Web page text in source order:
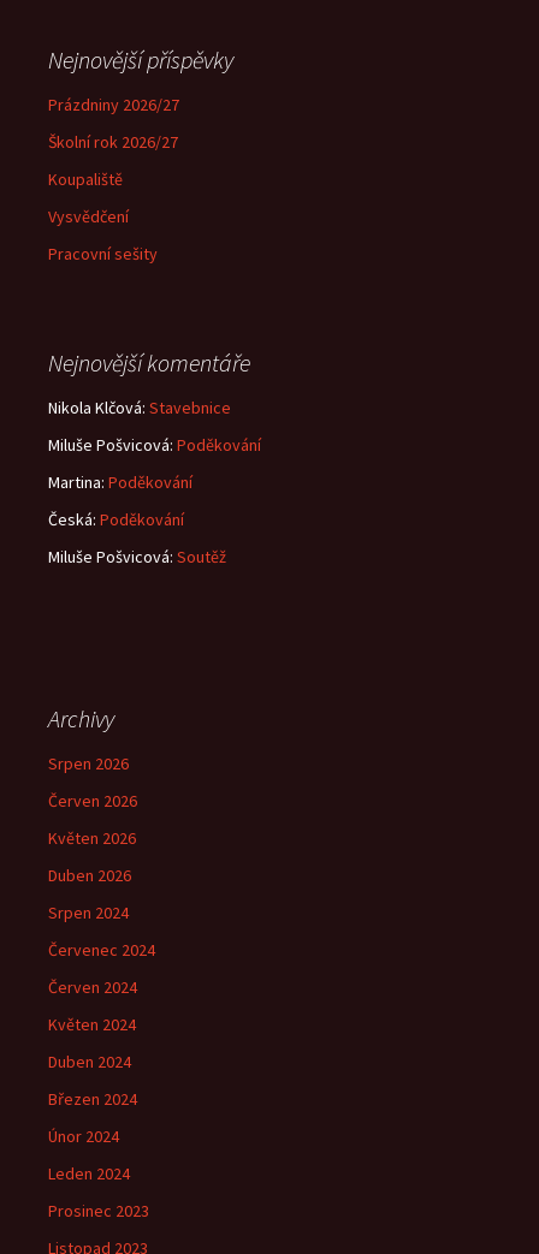
Nejnovější příspěvky
Prázdniny 2026/27
Školní rok 2026/27
Koupaliště
Vysvědčení
Pracovní sešity
Nejnovější komentáře
Nikola Klčová: Stavebnice
Miluše Pošvicová: Poděkování
Martina: Poděkování
Česká: Poděkování
Miluše Pošvicová: Soutěž
Archivy
Srpen 2026
Červen 2026
Květen 2026
Duben 2026
Srpen 2024
Červenec 2024
Červen 2024
Květen 2024
Duben 2024
Březen 2024
Únor 2024
Leden 2024
Prosinec 2023
Listopad 2023